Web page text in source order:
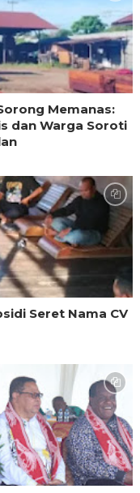
Memanas:
dan Warga Soroti
Seret Nama CV